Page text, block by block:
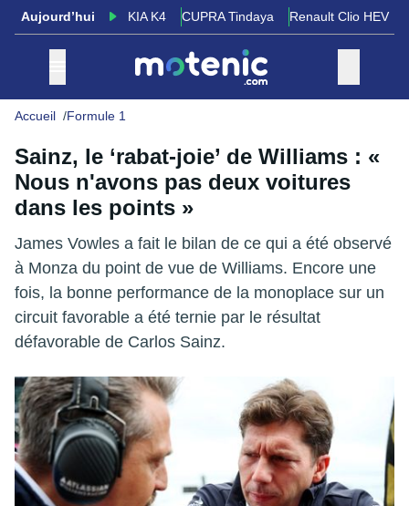
Aujourd’hui KIA K4 CUPRA Tindaya Renault Clio HEV
Accueil Formule 1
Sainz, le ‘rabat-joie’ de Williams : «
Nous n'avons pas deux voitures
dans les points »
James Vowles a fait le bilan de ce qui a été observé
à Monza du point de vue de Williams. Encore une
fois, la bonne performance de la monoplace sur un
circuit favorable a été ternie par le résultat
défavorable de Carlos Sainz.